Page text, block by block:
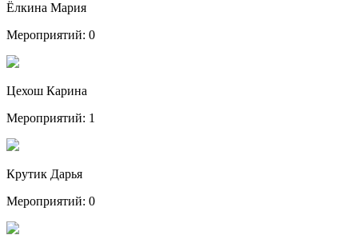
Ёлкина Мария
Мероприятий: 0
Цехош Карина
Мероприятий: 1
Крутик Дарья
Мероприятий: 0